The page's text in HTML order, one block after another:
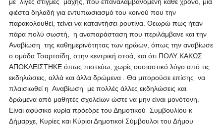
φιέστα δηλαδή για εντυπωσιασμό του κοινού που την
παρακολουθεί, τείνει να καταντήσει ρουτίνα. Θεωρώ πως ήταν
πάρα πολύ σωστή, η αναπαράσταση που περιλάμβανε και την
Αναβίωση της καθημερινότητας των ηρώων, όπως την αναβίωσε
ο ομάδα Τσαρτσίδη, στην κεντρική στοά, και ότι ΠΟΛΥ ΚΑΚΩΣ
ΑΠΟΚΛΕΙΣΤΗΚΕ όπως πιστεύω, χωρίς ουσιαστικό λόγο από τις
εκδηλώσεις, αλλά και άλλα δρώμενα . Θα μπορούσε επίσης να
πλαισιωθεί η Αναβίωση με πολλές άλλες εκδηλώσεις και
δρώμενα από μαθητές σχολείων ώστε να μην είναι μονότονη.
Είναι αφύσικο κυρία πρόεδρε του Δημοτικού Συμβουλίου κ
Δήμαρχε, Κυρίες και Κύριοι Δημοτικοί Σύμβουλοι του Δήμου